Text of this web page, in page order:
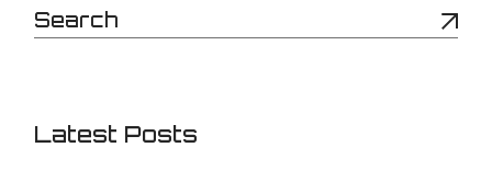
Latest Posts